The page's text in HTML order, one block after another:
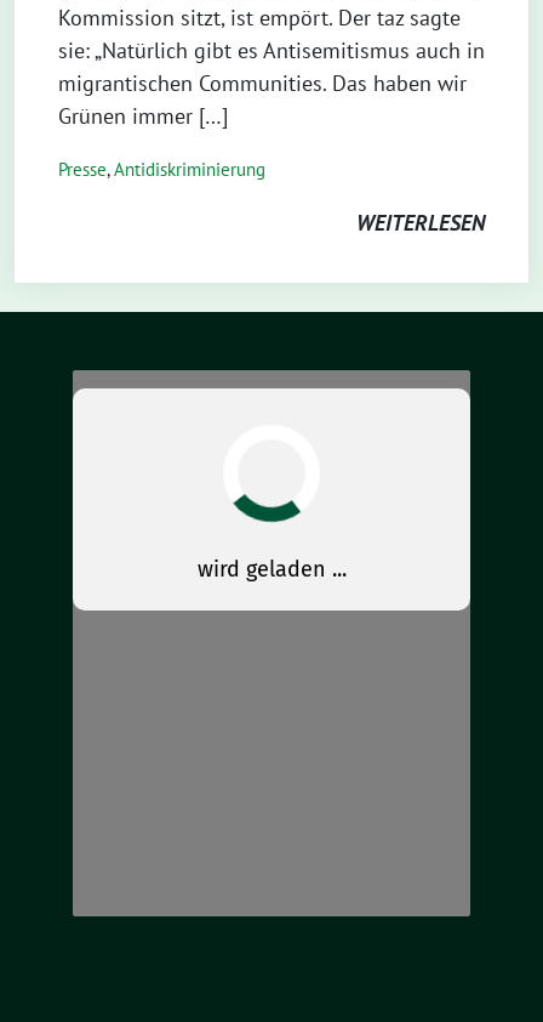
Kommission sitzt, ist empört. Der taz sagte
sie: „Natürlich gibt es Antisemitismus auch in
migrantischen Communities. Das haben wir
Grünen immer […]
Presse,Antidiskriminierung
WEITERLESEN